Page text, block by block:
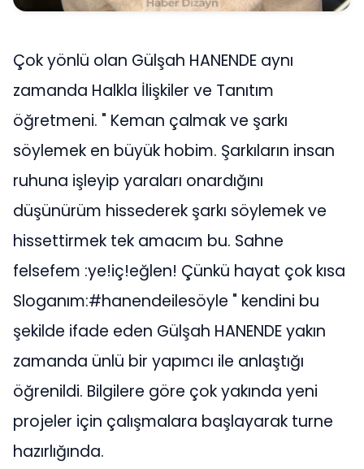
Çok yönlü olan Gülşah HANENDE aynı
zamanda Halkla İlişkiler ve Tanıtım
öğretmeni. " Keman çalmak ve şarkı
söylemek en büyük hobim. Şarkıların insan
ruhuna işleyip yaraları onardığını
düşünürüm hissederek şarkı söylemek ve
hissettirmek tek amacım bu. Sahne
felsefem :ye!iç!eğlen! Çünkü hayat çok kısa
Sloganım:#hanendeilesöyle " kendini bu
şekilde ifade eden Gülşah HANENDE yakın
zamanda ünlü bir yapımcı ile anlaştığı
öğrenildi. Bilgilere göre çok yakında yeni
projeler için çalışmalara başlayarak turne
hazırlığında.